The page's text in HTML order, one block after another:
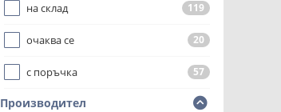
на склад 119
очаква се 20
с поръчка 57
Производител